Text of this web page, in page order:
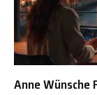
Anne Wünsche